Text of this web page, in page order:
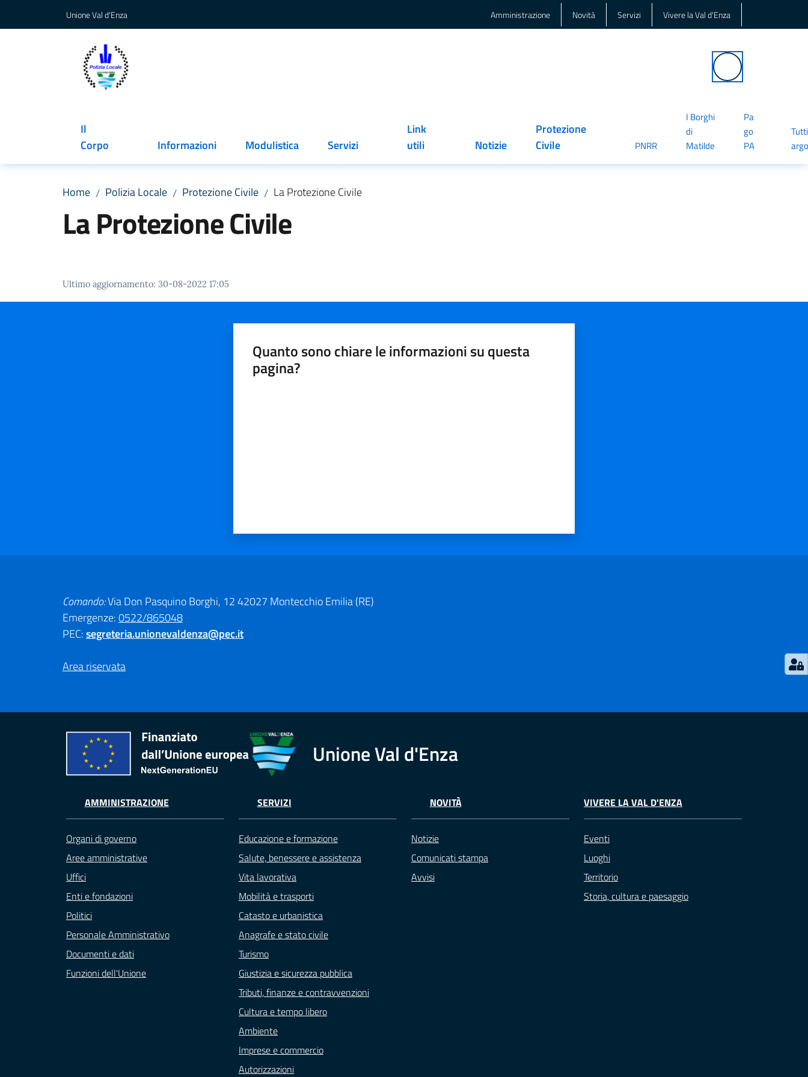
Unione Val d'Enza Amministrazione Novità Servizi Vivere la Val d'Enza
Il
Corpo
Informazioni Modulistica Servizi
Link
utili
Notizie
Protezione
Civile
PNRR
I Borghi
di
Matilde
Pa
go
PA
Home / Polizia Locale / Protezione Civile / La Protezione Civile
La Protezione Civile
Ultimo aggiornamento: 30-08-2022 17:05
Quanto sono chiare le informazioni su questa
pagina?
Comando:Via Don Pasquino Borghi, 12 42027 Montecchio Emilia (RE)
Emergenze:0522/865048
PEC:segreteria.unionevaldenza@pec.it
Area riservata
Unione Val d'Enza
AMMINISTRAZIONE
Organi di governo
Aree amministrative
Uffici
Enti e fondazioni
Politici
Personale Amministrativo
Documenti e dati
Funzioni dell'Unione
SERVIZI
Educazione e formazione
Salute, benessere e assistenza
Vita lavorativa
Mobilità e trasporti
Catasto e urbanistica
Anagrafe e stato civile
Turismo
Giustizia e sicurezza pubblica
Tributi, finanze e contravvenzioni
Cultura e tempo libero
Ambiente
Imprese e commercio
Autorizzazioni
NOVITÀ
Notizie
Comunicati stampa
Avvisi
VIVERE LA VAL D'ENZA
Eventi
Luoghi
Territorio
Storia, cultura e paesaggio